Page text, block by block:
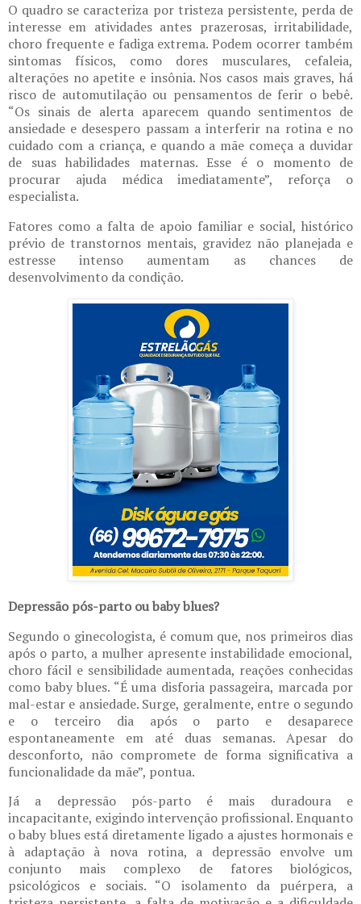
O quadro se caracteriza por tristeza persistente, perda de
interesse em atividades antes prazerosas, irritabilidade,
choro frequente e fadiga extrema. Podem ocorrer também
sintomas físicos, como dores musculares, cefaleia,
alterações no apetite e insônia. Nos casos mais graves, há
risco de automutilação ou pensamentos de ferir o bebê.
“Os sinais de alerta aparecem quando sentimentos de
ansiedade e desespero passam a interferir na rotina e no
cuidado com a criança, e quando a mãe começa a duvidar
de suas habilidades maternas. Esse é o momento de
procurar ajuda médica imediatamente”, reforça o
especialista.
Fatores como a falta de apoio familiar e social, histórico
prévio de transtornos mentais, gravidez não planejada e
estresse intenso aumentam as chances de
desenvolvimento da condição.
Depressão pós-parto ou baby blues?
Segundo o ginecologista, é comum que, nos primeiros dias
após o parto, a mulher apresente instabilidade emocional,
choro fácil e sensibilidade aumentada, reações conhecidas
como baby blues. “É uma disforia passageira, marcada por
mal-estar e ansiedade. Surge, geralmente, entre o segundo
e o terceiro dia após o parto e desaparece
espontaneamente em até duas semanas. Apesar do
desconforto, não compromete de forma significativa a
funcionalidade da mãe”, ​​pontua.​​​​
Já a depressão pós-parto é mais duradoura e
incapacitante, exigindo intervenção profissional. Enquanto
o baby blues está diretamente ligado a ajustes hormonais e
à adaptação à nova rotina, a depressão envolve um
conjunto mais complexo de fatores biológicos,
psicológicos e sociais. “O isolamento da puérpera, a